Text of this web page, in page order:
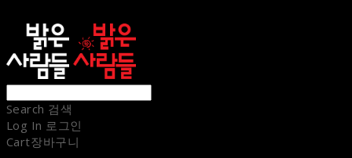
Search 검색
Log In 로그인
Cart장바구니